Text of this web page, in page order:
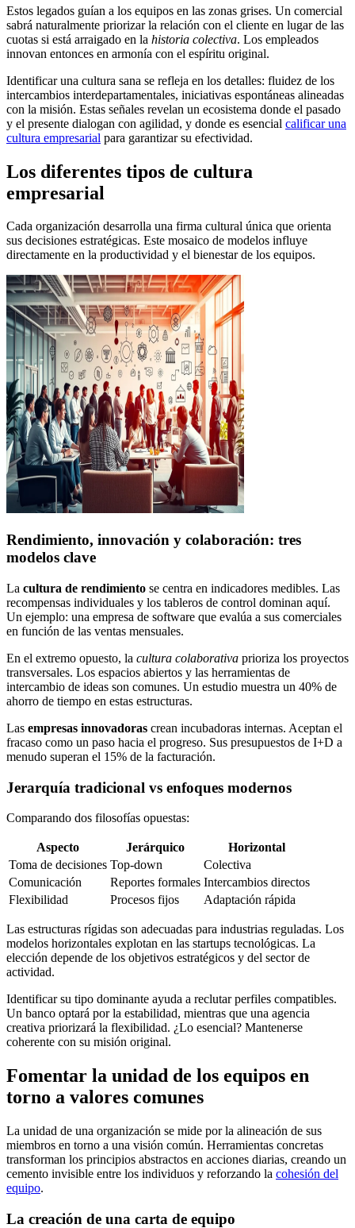
Estos legados guían a los equipos en las zonas grises. Un comercial
sabrá naturalmente priorizar la relación con el cliente en lugar de las
cuotas si está arraigado en la historia colectiva. Los empleados
innovan entonces en armonía con el espíritu original.
Identificar una cultura sana se refleja en los detalles: fluidez de los
intercambios interdepartamentales, iniciativas espontáneas alineadas
con la misión. Estas señales revelan un ecosistema donde el pasado
y el presente dialogan con agilidad, y donde es esencial calificar una
cultura empresarial para garantizar su efectividad.
Los diferentes tipos de cultura
empresarial
Cada organización desarrolla una firma cultural única que orienta
sus decisiones estratégicas. Este mosaico de modelos influye
directamente en la productividad y el bienestar de los equipos.
Rendimiento, innovación y colaboración: tres
modelos clave
La cultura de rendimiento se centra en indicadores medibles. Las
recompensas individuales y los tableros de control dominan aquí.
Un ejemplo: una empresa de software que evalúa a sus comerciales
en función de las ventas mensuales.
En el extremo opuesto, la cultura colaborativa prioriza los proyectos
transversales. Los espacios abiertos y las herramientas de
intercambio de ideas son comunes. Un estudio muestra un 40% de
ahorro de tiempo en estas estructuras.
Las empresas innovadoras crean incubadoras internas. Aceptan el
fracaso como un paso hacia el progreso. Sus presupuestos de I+D a
menudo superan el 15% de la facturación.
Jerarquía tradicional vs enfoques modernos
Comparando dos filosofías opuestas:
Aspecto Jerárquico
Horizontal
Toma de decisiones Top-down
Colectiva
Comunicación
Reportes formales Intercambios directos
Flexibilidad
Procesos fijos Adaptación rápida
Las estructuras rígidas son adecuadas para industrias reguladas. Los
modelos horizontales explotan en las startups tecnológicas. La
elección depende de los objetivos estratégicos y del sector de
actividad.
Identificar su tipo dominante ayuda a reclutar perfiles compatibles.
Un banco optará por la estabilidad, mientras que una agencia
creativa priorizará la flexibilidad. ¿Lo esencial? Mantenerse
coherente con su misión original.
Fomentar la unidad de los equipos en
torno a valores comunes
La unidad de una organización se mide por la alineación de sus
miembros en torno a una visión común. Herramientas concretas
transforman los principios abstractos en acciones diarias, creando un
cemento invisible entre los individuos y reforzando la cohesión del
equipo.
La creación de una carta de equipo